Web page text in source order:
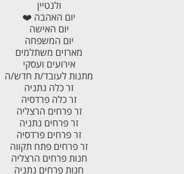
ולנטיין
יום האהבה ❤️
יום האישה
יום המשפחה
מארזים משתלמים
אירועים ועסקי
מתנות לעובד/ת חדש/ה
זר כלה נתניה
זר כלה פרדסיה
זר פרחים הרצליה
זר פרחים נתניה
זר פרחים פרדסיה
זר פרחים פתח תקווה
חנות פרחים הרצליה
חנות פרחים נתניה